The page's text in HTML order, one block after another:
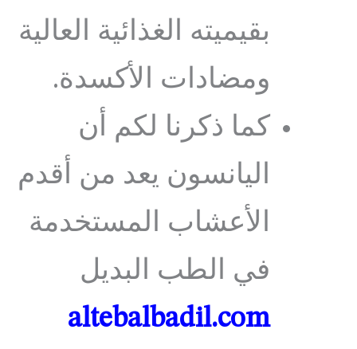
بقيميته الغذائية العالية
ومضادات الأكسدة.
كما ذكرنا لكم أن
اليانسون يعد من أقدم
الأعشاب المستخدمة
في الطب البديل
altebalbadil.com